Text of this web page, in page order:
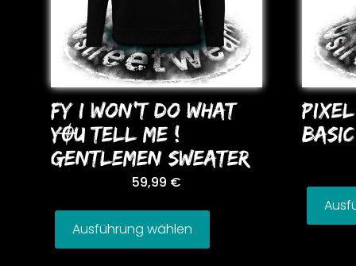
FY I WoN’T Do WHAT
YOU TELL ME !
GENTLEMEN SWEATER
59,99 €
Ausführung wählen